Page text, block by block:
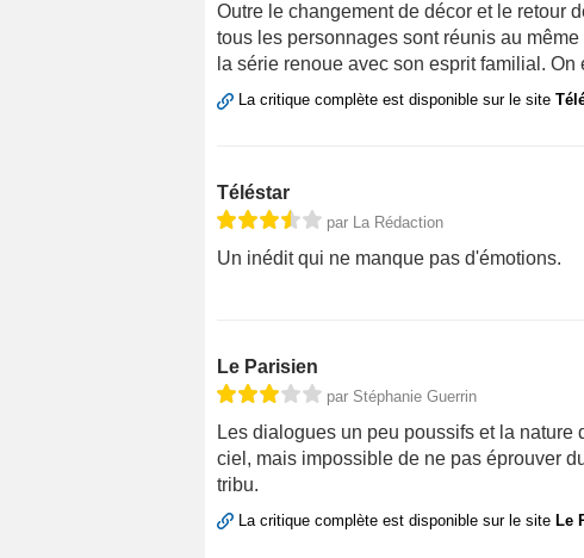
Outre le changement de décor et le retour
tous les personnages sont réunis au
la série renoue avec son esprit familial.
La critique complète est disponible sur le site
Téléstar
par La Rédaction
Un inédit qui ne manque pas d'émotions.
Le Parisien
par Stéphanie Guerrin
Les dialogues un peu poussifs et la
ciel, mais impossible de ne pas éprouver
tribu.
La critique complète est disponible sur le site Le